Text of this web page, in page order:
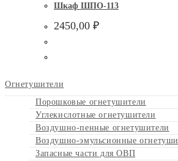
Шкаф ШПО-113
2450,00 ₽
Огнетушители
Порошковые огнетушители
Углекислотные огнетушители
Воздушно-пенные огнетушители
Воздушно-эмульсионные
Запасные части для ОВП